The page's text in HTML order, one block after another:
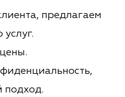
предлагаем
услуг.
подход.